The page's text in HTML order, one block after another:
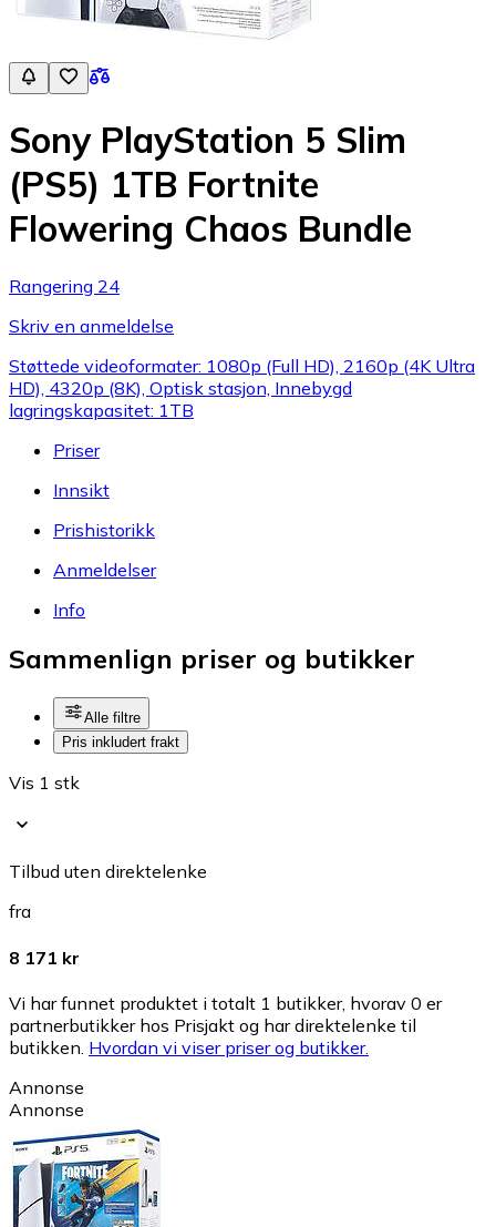
Sony PlayStation 5 Slim
(PS5) 1TB Fortnite
Flowering Chaos Bundle
Rangering 24
Skriv en anmeldelse
Støttede videoformater: 1080p (Full HD), 2160p (4K Ultra
HD), 4320p (8K), Optisk stasjon, Innebygd
lagringskapasitet: 1TB
Priser
Innsikt
Prishistorikk
Anmeldelser
Info
Sammenlign priser og butikker
Alle filtre
Pris inkludert frakt
Vis 1 stk
Tilbud uten direktelenke
fra
8 171 kr
Vi har funnet produktet i totalt 1 butikker, hvorav 0 er
partnerbutikker hos Prisjakt og har direktelenke til
butikken. Hvordan vi viser priser og butikker.
Annonse
Annonse